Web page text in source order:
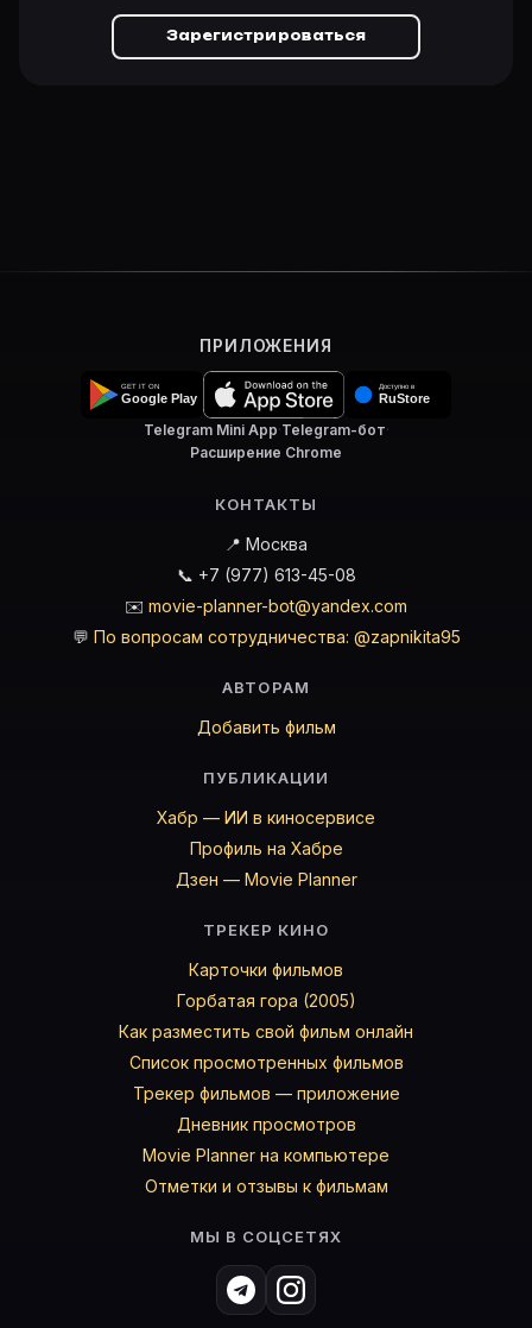
Зарегистрироваться
ПРИЛОЖЕНИЯ
Telegram Mini App·Telegram-бот·
Расширение Chrome
КОНТАКТЫ
📍 Москва
📞 +7 (977) 613-45-08
✉️ movie-planner-bot@yandex.com
💬 По вопросам сотрудничества: @zapnikita95
АВТОРАМ
Добавить фильм
ПУБЛИКАЦИИ
Хабр — ИИ в киносервисе
Профиль на Хабре
Дзен — Movie Planner
ТРЕКЕР КИНО
Карточки фильмов
Горбатая гора (2005)
Как разместить свой фильм онлайн
Список просмотренных фильмов
Трекер фильмов — приложение
Дневник просмотров
Movie Planner на компьютере
Отметки и отзывы к фильмам
МЫ В СОЦСЕТЯХ